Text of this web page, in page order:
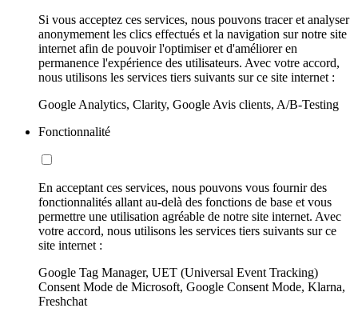
Si vous acceptez ces services, nous pouvons tracer et analyser
anonymement les clics effectués et la navigation sur notre site
internet afin de pouvoir l'optimiser et d'améliorer en
permanence l'expérience des utilisateurs. Avec votre accord,
nous utilisons les services tiers suivants sur ce site internet :
Google Analytics, Clarity, Google Avis clients, A/B-Testing
Fonctionnalité
En acceptant ces services, nous pouvons vous fournir des
fonctionnalités allant au-delà des fonctions de base et vous
permettre une utilisation agréable de notre site internet. Avec
votre accord, nous utilisons les services tiers suivants sur ce
site internet :
Google Tag Manager, UET (Universal Event Tracking)
Consent Mode de Microsoft, Google Consent Mode, Klarna,
Freshchat